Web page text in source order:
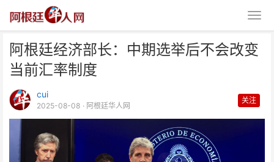
阿根廷经济部长：中期选举后不会改变
当前汇率制度
cui
2025-08-08 · 阿根廷华人网
关注
阿根廷经济部长：中期选举后不会